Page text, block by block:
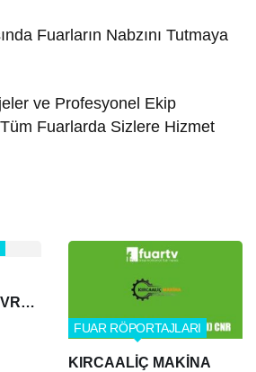
Fuarların Nabzını Tutmaya
ve Profesyonel Ekip
Fuarlarda Sizlere Hizmet
KIRCAALİÇ MAKİNA
FUAR RÖPORTAJLARI